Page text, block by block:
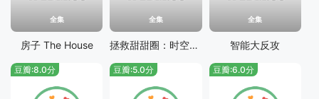
全集
房子 The House
全集
拯救甜甜圈：时空大营救
全集
智能大反攻
豆瓣:8.0分 豆瓣:5.0分 豆瓣:6.0分